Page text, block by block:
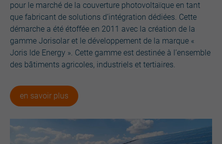
pour le marché de la couverture photovoltaïque en tant
que fabricant de solutions d’intégration dédiées. Cette
démarche a été étoffée en 2011 avec la création de la
gamme Jorisolar et le développement de la marque «
Joris Ide Energy ». Cette gamme est destinée à l’ensemble
des bâtiments agricoles, industriels et tertiaires.
en savoir plus